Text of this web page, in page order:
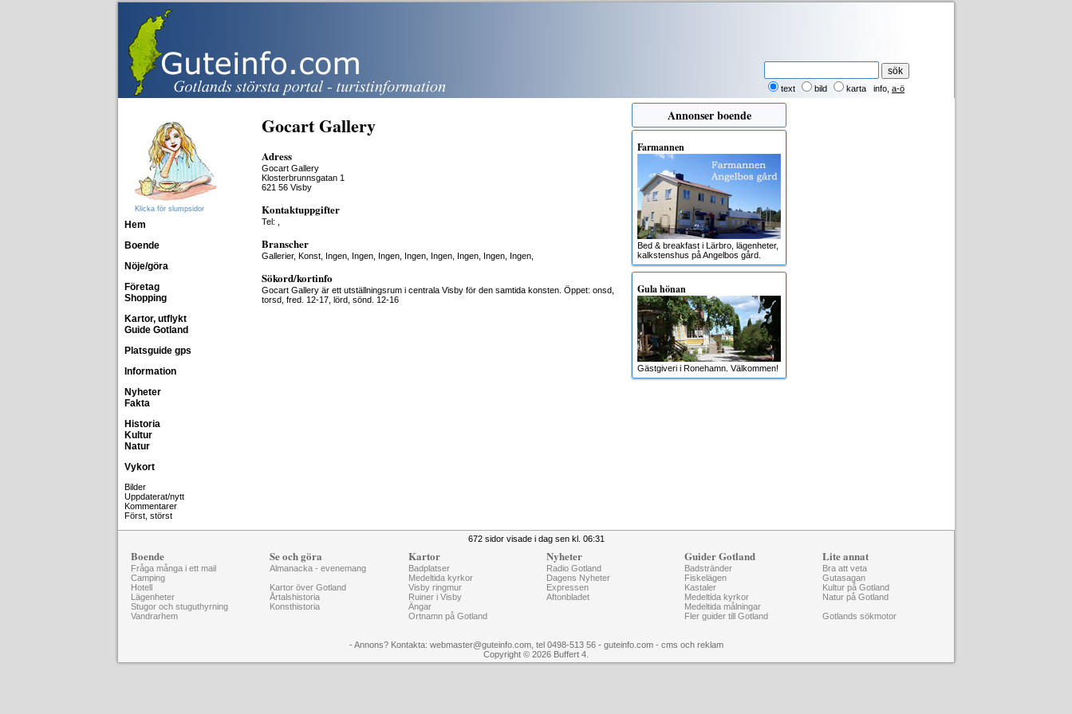
text bild karta info a-ö
Klicka för slumpsidor
Hem
Boende
Nöje/göra
Företag
Shopping
Kartor, utflykt
Guide Gotland
Platsguide gps
Information
Nyheter
Fakta
Historia
Kultur
Natur
Vykort
Bilder
Uppdaterat/nytt
Kommentarer
Först, störst
Gocart Gallery
Adress
Gocart Gallery
Klosterbrunnsgatan 1
621 56 Visby
Kontaktuppgifter
Tel: ,
Branscher
Gallerier, Konst, Ingen, Ingen, Ingen, Ingen, Ingen, Ingen, Ingen, Ingen,
Sökord/kortinfo
Gocart Gallery är ett utställningsrum i centrala Visby för den samtida konsten. Öppet: onsd,
torsd, fred. 12-17, lörd, sönd. 12-16
Annonser boende
Farmannen
Bed & breakfast i Lärbro, lägenheter,
kalkstenshus på Angelbos gård.
Gula hönan
Gästgiveri i Ronehamn. Välkommen!
672 sidor visade i dag sen kl. 06:31
Boende
Fråga många i ett mail
Camping
Hotell
Lägenheter
Stugor och stuguthyrning
Vandrarhem
Se och göra
Almanacka - evenemang
Kartor över Gotland
Årtalshistoria
Konsthistoria
Kartor
Badplatser
Medeltida kyrkor
Visby ringmur
Ruiner i Visby
Ängar
Ortnamn på Gotland
Nyheter
Radio Gotland
Dagens Nyheter
Expressen
Aftonbladet
Guider Gotland
Badstränder
Fiskelägen
Kastaler
Medeltida kyrkor
Medeltida målningar
Fler guider till Gotland
Lite annat
Bra att veta
Gutasagan
Kultur på Gotland
Natur på Gotland
Gotlands sökmotor
- Annons? Kontakta: webmaster@guteinfo.com, tel 0498-513 56 - guteinfo.com - cms och reklam
Copyright © 2026 Buffert 4.